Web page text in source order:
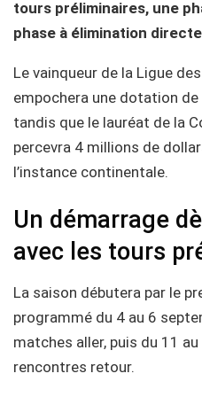
tours préliminaires, une
phase à élimination
Le vainqueur de la Ligue
empochera une dotation
tandis que le lauréat de la
percevra 4 millions de
l’instance continentale.
Un démarrage
avec les tours
La saison débutera par le
programmé du 4 au 6
matches aller, puis du 11
rencontres retour.